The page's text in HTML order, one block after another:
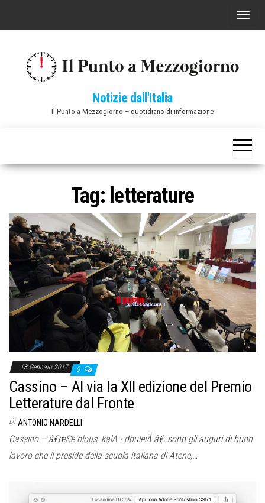
C
a
v
a
z
i
o
n
Notizie dall'Italia
Il Punto a Mezzogiorno – quotidiano di informazione
Tag: letterature
13 Gennaio 2017 0
Cassino – Al via la XII edizione del Premio
Letterature dal Fronte
Di ANTONIO NARDELLI
Cassino – â€œSe olous: kalÃ¬ douleiÃ â€, sono gli auguri di buon
lavoro che il preside della scuola italiana di Atene,…